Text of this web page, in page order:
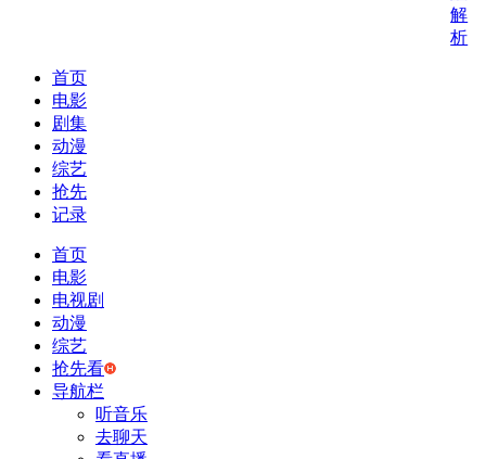
解
析
首页
电影
剧集
动漫
综艺
抢先
记录
首页
电影
电视剧
动漫
综艺
抢先看
导航栏
听音乐
去聊天